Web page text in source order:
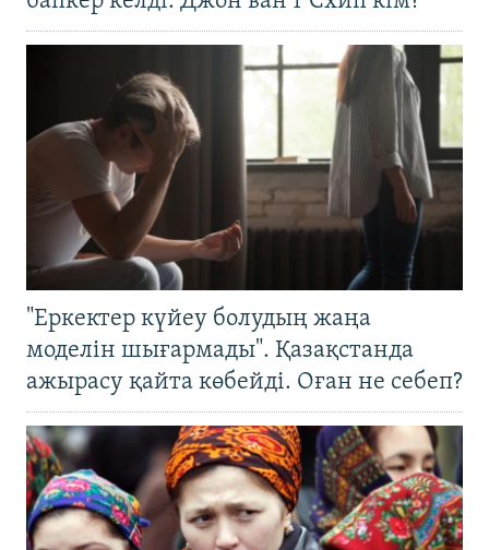
"Еркектер күйеу болудың жаңа
моделін шығармады". Қазақстанда
ажырасу қайта көбейді. Оған не себеп?